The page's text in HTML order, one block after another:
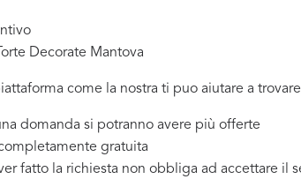
Decorate Mantova
come la nostra ti puo aiutare a
domanda si potranno avere più offerte
gratuita
fatto la richiesta non obbliga ad accettare il